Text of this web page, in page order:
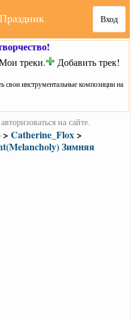
Вход
треки. Добавить трек!
свои инструментальные композиции на
на сайте.
> Catherine_Flox >
Зимняя